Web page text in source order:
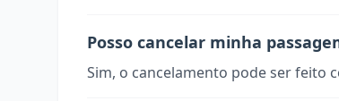
Posso cancelar minha
Sim, o cancelamento pode ser feito